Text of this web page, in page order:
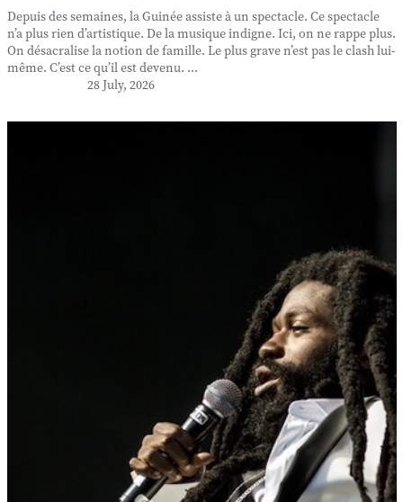
Depuis des semaines, la Guinée assiste à un spectacle. Ce spectacle
n’a plus rien d’artistique. De la musique indigne. Ici, on ne rappe plus.
On désacralise la notion de famille. Le plus grave n’est pas le clash lui-
même. C’est ce qu’il est devenu. ...
28 July, 2026